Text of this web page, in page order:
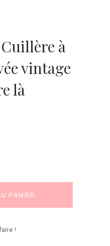
à
vintage
là
PANIER
!